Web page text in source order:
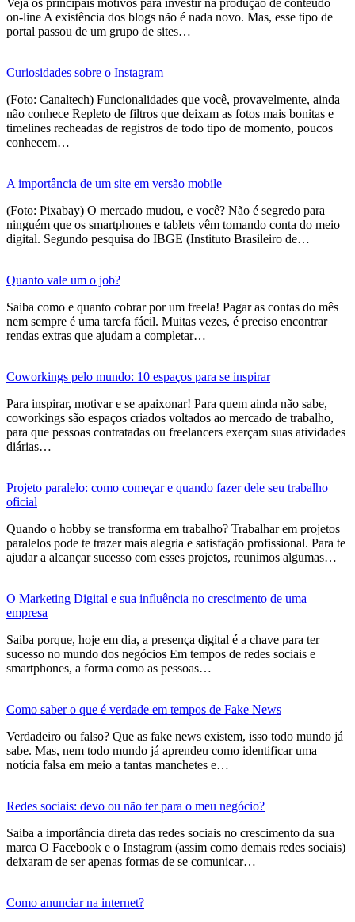
Veja os principais motivos para investir na produção de conteúdo
on-line A existência dos blogs não é nada novo. Mas, esse tipo de
portal passou de um grupo de sites…
Curiosidades sobre o Instagram
(Foto: Canaltech) Funcionalidades que você, provavelmente, ainda
não conhece Repleto de filtros que deixam as fotos mais bonitas e
timelines recheadas de registros de todo tipo de momento, poucos
conhecem…
A importância de um site em versão mobile
(Foto: Pixabay) O mercado mudou, e você? Não é segredo para
ninguém que os smartphones e tablets vêm tomando conta do meio
digital. Segundo pesquisa do IBGE (Instituto Brasileiro de…
Quanto vale um o job?
Saiba como e quanto cobrar por um freela! Pagar as contas do mês
nem sempre é uma tarefa fácil. Muitas vezes, é preciso encontrar
rendas extras que ajudam a completar…
Coworkings pelo mundo: 10 espaços para se inspirar
Para inspirar, motivar e se apaixonar! Para quem ainda não sabe,
coworkings são espaços criados voltados ao mercado de trabalho,
para que pessoas contratadas ou freelancers exerçam suas atividades
diárias…
Projeto paralelo: como começar e quando fazer dele seu trabalho
oficial
Quando o hobby se transforma em trabalho? Trabalhar em projetos
paralelos pode te trazer mais alegria e satisfação profissional. Para te
ajudar a alcançar sucesso com esses projetos, reunimos algumas…
O Marketing Digital e sua influência no crescimento de uma
empresa
Saiba porque, hoje em dia, a presença digital é a chave para ter
sucesso no mundo dos negócios Em tempos de redes sociais e
smartphones, a forma como as pessoas…
Como saber o que é verdade em tempos de Fake News
Verdadeiro ou falso? Que as fake news existem, isso todo mundo já
sabe. Mas, nem todo mundo já aprendeu como identificar uma
notícia falsa em meio a tantas manchetes e…
Redes sociais: devo ou não ter para o meu negócio?
Saiba a importância direta das redes sociais no crescimento da sua
marca O Facebook e o Instagram (assim como demais redes sociais)
deixaram de ser apenas formas de se comunicar…
Como anunciar na internet?